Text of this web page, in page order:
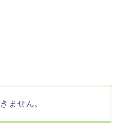
ません。